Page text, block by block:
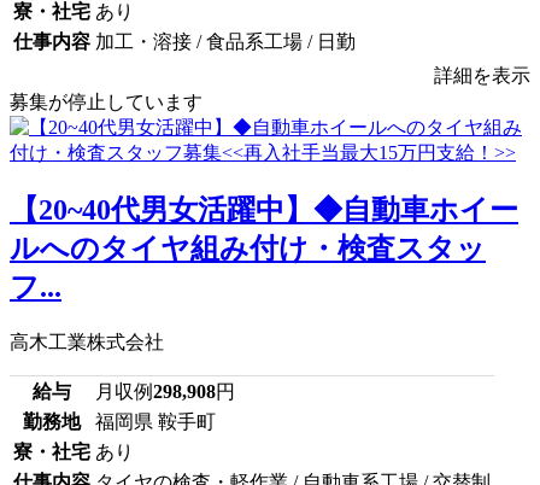
寮・社宅 あり
仕事内容 加工・溶接 / 食品系工場 / 日勤
詳細を表示
募集が停止しています
【20~40代男女活躍中】◆自動車ホイー
ルへのタイヤ組み付け・検査スタッ
フ...
高木工業株式会社
給与 月収例298,908円
勤務地
福岡県 鞍手町
寮・社宅 あり